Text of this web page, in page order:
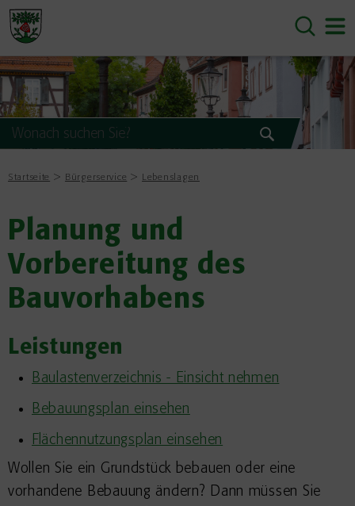
Startseite Bürgerservice Lebenslagen
Planung und
Vorbereitung des
Bauvorhabens
Leistungen
Baulastenverzeichnis - Einsicht nehmen
Bebauungsplan einsehen
Flächennutzungsplan einsehen
Wollen Sie ein Grundstück bebauen oder eine
vorhandene Bebauung ändern? Dann müssen Sie